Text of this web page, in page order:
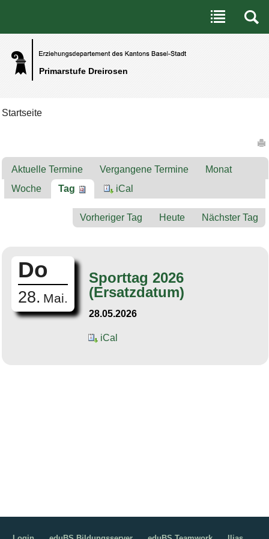
Primarstufe Dreirosen
Benutzerspezifische Werkzeuge
Direkt zum Inhalt|Direkt zur Navigation
Startseite
Aktuelle Termine Vergangene Termine
Monat
Woche
Tag iCal
Vorheriger Tag Heute Nächster Tag
Do
28. Mai.
Sporttag 2026
(Ersatzdatum)
28.05.2026
iCal